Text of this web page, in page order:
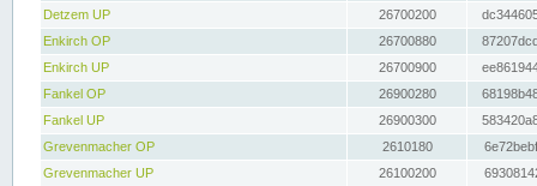
Detzem UP
26700200
Enkirch OP
26700880
Enkirch UP
26700900
Fankel OP
26900280
Fankel UP
26900300
Grevenmacher OP
2610180
Grevenmacher UP
26100200